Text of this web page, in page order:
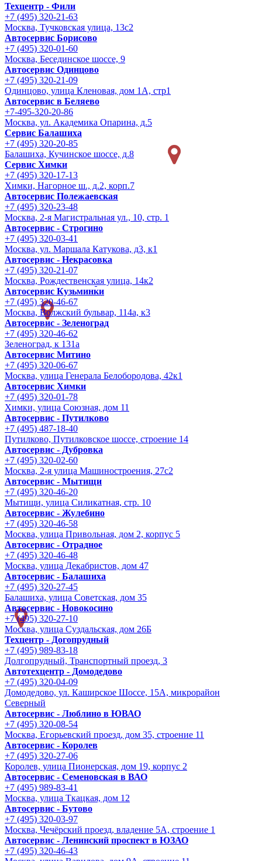
Техцентр - Фили
+7 (495) 320-21-63
Москва, Тучковская улица, 13с2
Автосервис Борисово
+7 (495) 320-01-60
Москва, Бесединское шоссе, 9
Автосервис Одинцово
+7 (495) 320-21-09
Одинцово, улица Кленовая, дом 1А, стр1
Автосервис в Беляево
+7-495-320-20-86
Москва, ул. Академика Опарина, д.5
Сервис Балашиха
+7 (495) 320-20-85
Балашиха, Кучинское шоссе, д.8
Сервис Химки
+7 (495) 320-17-13
Химки, Нагорное ш., д.2, корп.7
Автосервис Полежаевская
+7 (495) 320-23-48
Москва, 2-я Магистральная ул., 10, стр. 1
Автосервис - Строгино
+7 (495) 320-03-41
Москва, ул. Маршала Катукова, д3, к1
Автосервис - Некрасовка
+7 (495) 320-21-07
Москва, Рождественская улица, 14к2
Автосервис Кузьминки
+7 (495) 320-46-67
Москва, Волжский бульвар, 114а, к3
Автосервис - Зеленоград
+7 (495) 320-46-62
Зеленоград, к 131а
Автосервис Митино
+7 (495) 320-06-67
Москва, улица Генерала Белобородова, 42к1
Автосервис Химки
+7 (495) 320-01-78
Химки, улица Союзная, дом 11
Автосервис - Путилково
+7 (495) 487-18-40
Путилково, Путилковское шоссе, строение 14
Автосервис - Дубровка
+7 (495) 320-02-60
Москва, 2-я улица Машиностроения, 27с2
Автосервис - Мытищи
+7 (495) 320-46-20
Мытищи, улица Силикатная, стр. 10
Автосервис - Жулебино
+7 (495) 320-46-58
Москва, улица Привольная, дом 2, корпус 5
Автосервис - Отрадное
+7 (495) 320-46-48
Москва, улица Декабристов, дом 47
Автосервис - Балашиха
+7 (495) 320-27-45
Балашиха, улица Советская, дом 35
Автосервис - Новокосино
+7 (495) 320-27-10
Москва, улица Суздальская, дом 26Б
Техцентр - Догопрудный
+7 (495) 989-83-18
Долгопрудный, Транспортный проезд, 3
Автотехцентр - Домодедово
+7 (495) 320-04-09
Домодедово, ул. Каширское Шоссе, 15А, микрорайон
Северный
Автосервис - Люблино в ЮВАО
+7 (495) 320-08-54
Москва, Егорьевский проезд, дом 35, строение 11
Автосервис - Королев
+7 (495) 320-27-06
Королев, улица Пионерская, дом 19, корпус 2
Автосервис - Семеновская в ВАО
+7 (495) 989-83-41
Москва, улица Ткацкая, дом 12
Автосервис - Бутово
+7 (495) 320-03-97
Москва, Чечёрский проезд, владение 5А, строение 1
Автосервис - Ленинский проспект в ЮЗАО
+7 (495) 320-46-43